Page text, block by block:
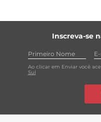
Inscreva-se
Ao clicar em Enviar você
Sul